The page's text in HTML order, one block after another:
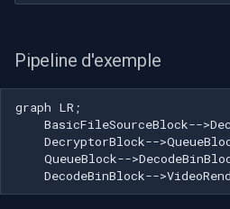
Pipeline d'exemple
graph LR;
BasicFileSourceBlock--
DecryptorBlock--
QueueBlock--
DecodeBinBlock--